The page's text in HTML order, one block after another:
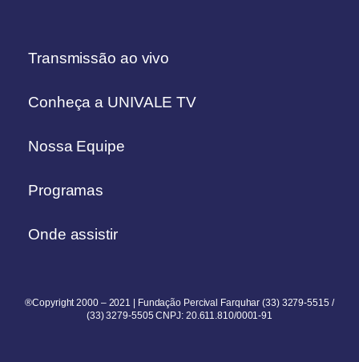
Transmissão ao vivo
Conheça a UNIVALE TV
Nossa Equipe
Programas
Onde assistir
®Copyright 2000 – 2021 | Fundação Percival Farquhar (33) 3279-5515 /
(33) 3279-5505 CNPJ: 20.611.810/0001-91